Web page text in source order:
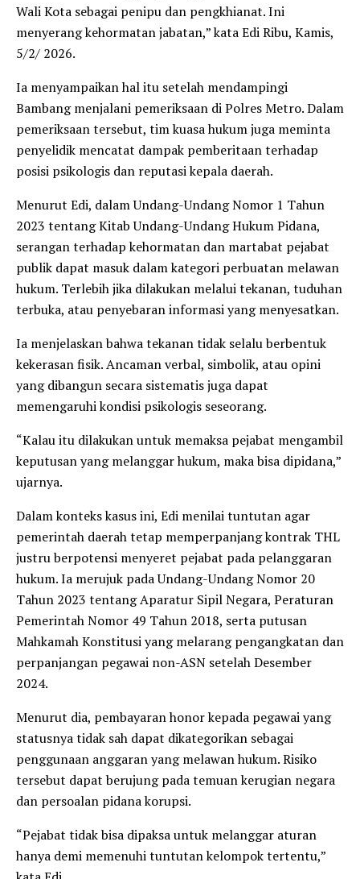
Wali Kota sebagai penipu dan pengkhianat. Ini
menyerang kehormatan jabatan,” kata Edi Ribu, Kamis,
5/2/ 2026.
Ia menyampaikan hal itu setelah mendampingi
Bambang menjalani pemeriksaan di Polres Metro. Dalam
pemeriksaan tersebut, tim kuasa hukum juga meminta
penyelidik mencatat dampak pemberitaan terhadap
posisi psikologis dan reputasi kepala daerah.
Menurut Edi, dalam Undang-Undang Nomor 1 Tahun
2023 tentang Kitab Undang-Undang Hukum Pidana,
serangan terhadap kehormatan dan martabat pejabat
publik dapat masuk dalam kategori perbuatan melawan
hukum. Terlebih jika dilakukan melalui tekanan, tuduhan
terbuka, atau penyebaran informasi yang menyesatkan.
Ia menjelaskan bahwa tekanan tidak selalu berbentuk
kekerasan fisik. Ancaman verbal, simbolik, atau opini
yang dibangun secara sistematis juga dapat
memengaruhi kondisi psikologis seseorang.
“Kalau itu dilakukan untuk memaksa pejabat mengambil
keputusan yang melanggar hukum, maka bisa dipidana,”
ujarnya.
Dalam konteks kasus ini, Edi menilai tuntutan agar
pemerintah daerah tetap memperpanjang kontrak THL
justru berpotensi menyeret pejabat pada pelanggaran
hukum. Ia merujuk pada Undang-Undang Nomor 20
Tahun 2023 tentang Aparatur Sipil Negara, Peraturan
Pemerintah Nomor 49 Tahun 2018, serta putusan
Mahkamah Konstitusi yang melarang pengangkatan dan
perpanjangan pegawai non-ASN setelah Desember
2024.
Menurut dia, pembayaran honor kepada pegawai yang
statusnya tidak sah dapat dikategorikan sebagai
penggunaan anggaran yang melawan hukum. Risiko
tersebut dapat berujung pada temuan kerugian negara
dan persoalan pidana korupsi.
“Pejabat tidak bisa dipaksa untuk melanggar aturan
hanya demi memenuhi tuntutan kelompok tertentu,”